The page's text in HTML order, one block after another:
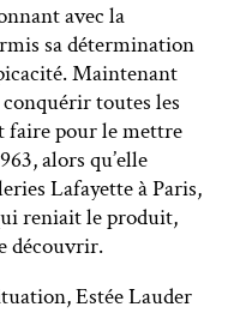
avec la
sa détermination
Maintenant
toutes les
faire pour le mettre
alors qu’elle
Lafayette à Paris,
reniait le produit,
découvrir.
Estée Lauder